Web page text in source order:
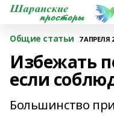
Общие статьи 7 АПРЕЛЯ
Избежать
если
Большинство